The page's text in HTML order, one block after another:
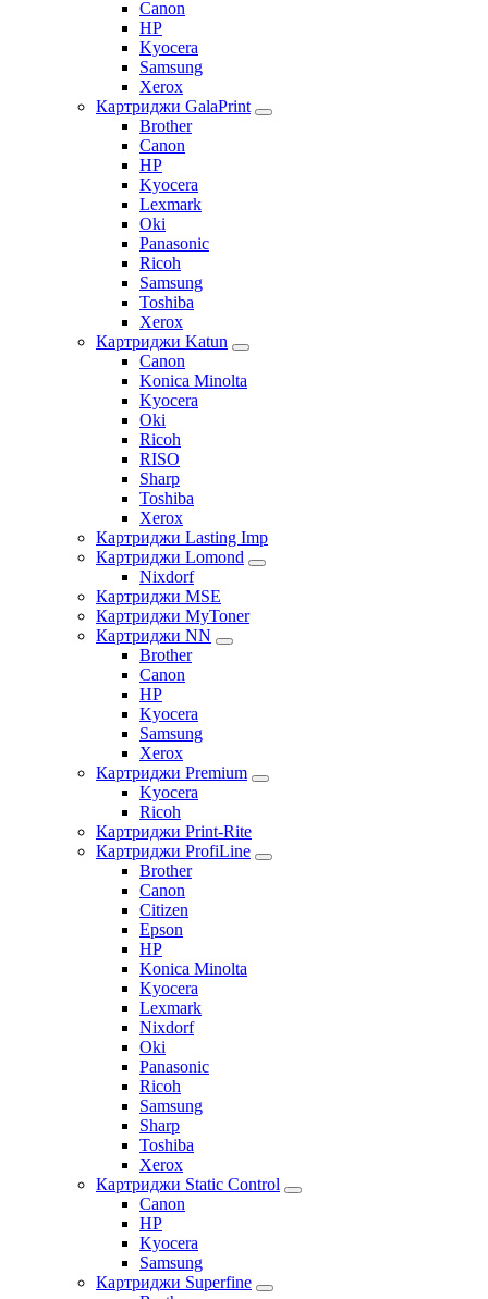
Canon
HP
Kyocera
Samsung
Xerox
Картриджи GalaPrint
Brother
Canon
HP
Kyocera
Lexmark
Oki
Panasonic
Ricoh
Samsung
Toshiba
Xerox
Картриджи Katun
Canon
Konica Minolta
Kyocera
Oki
Ricoh
RISO
Sharp
Toshiba
Xerox
Картриджи Lasting Imp
Картриджи Lomond
Nixdorf
Картриджи MSE
Картриджи MyToner
Картриджи NN
Brother
Canon
HP
Kyocera
Samsung
Xerox
Картриджи Premium
Kyocera
Ricoh
Картриджи Print-Rite
Картриджи ProfiLine
Brother
Canon
Citizen
Epson
HP
Konica Minolta
Kyocera
Lexmark
Nixdorf
Oki
Panasonic
Ricoh
Samsung
Sharp
Toshiba
Xerox
Картриджи Static Control
Canon
HP
Kyocera
Samsung
Картриджи Superfine